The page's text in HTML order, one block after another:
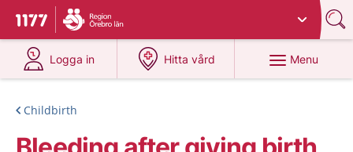
To start page for 1177
Du har valt region
Logga in
at 1177.se
Hitta vård
at 1177.se
Menu
Childbirth